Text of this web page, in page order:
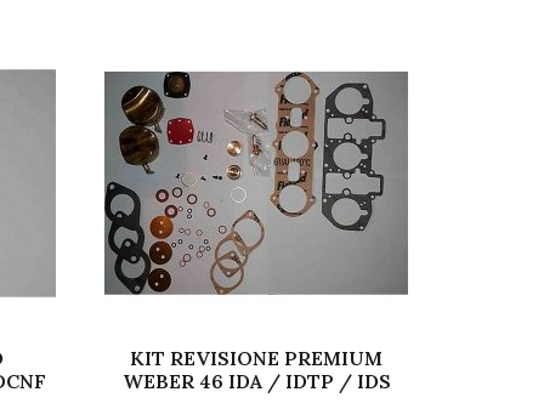
KIT REVISIONE PREMIUM
WEBER 46 IDA / IDTP / IDS